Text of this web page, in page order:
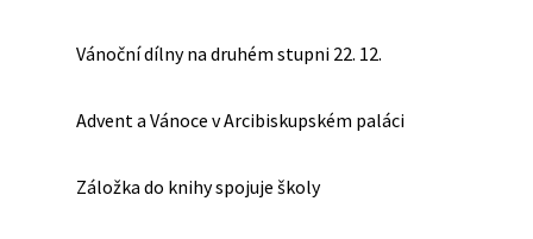
Vánoční dílny na druhém stupni 22. 12.
Advent a Vánoce v Arcibiskupském paláci
Záložka do knihy spojuje školy